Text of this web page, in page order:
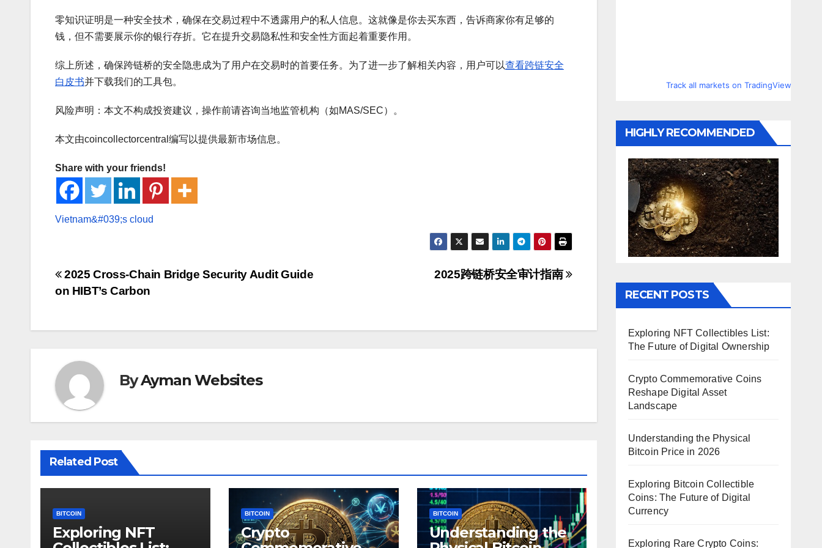
零知识证明是一种安全技术，确保在交易过程中不透露用户的私人信息。这就像是你去买东西，告诉商家你有足够的
钱，但不需要展示你的银行存折。它在提升交易隐私性和安全性方面起着重要作用。
综上所述，确保跨链桥的安全隐患成为了用户在交易时的首要任务。为了进一步了解相关内容，用户可以查看跨链安全
白皮书并下载我们的工具包。
风险声明：本文不构成投资建议，操作前请咨询当地监管机构（如MAS/SEC）。
本文由coincollectorcentral编写以提供最新市场信息。
Share with your friends!
Post
2025跨链桥安全审计指南
2025 Cross-Chain Bridge Security Audit Guide
on HIBT’s Carbon
ByAyman Websites
Related Post
BITCOIN
Exploring NFT
BITCOIN
Crypto
BITCOIN
Understanding the
Track all markets on TradingView
HIGHLY RECOMMENDED
RECENT POSTS
Exploring NFT Collectibles List:
The Future of Digital Ownership
Crypto Commemorative Coins
Reshape Digital Asset
Landscape
Understanding the Physical
Bitcoin Price in 2026
Exploring Bitcoin Collectible
Coins: The Future of Digital
Currency
Exploring Rare Crypto Coins: